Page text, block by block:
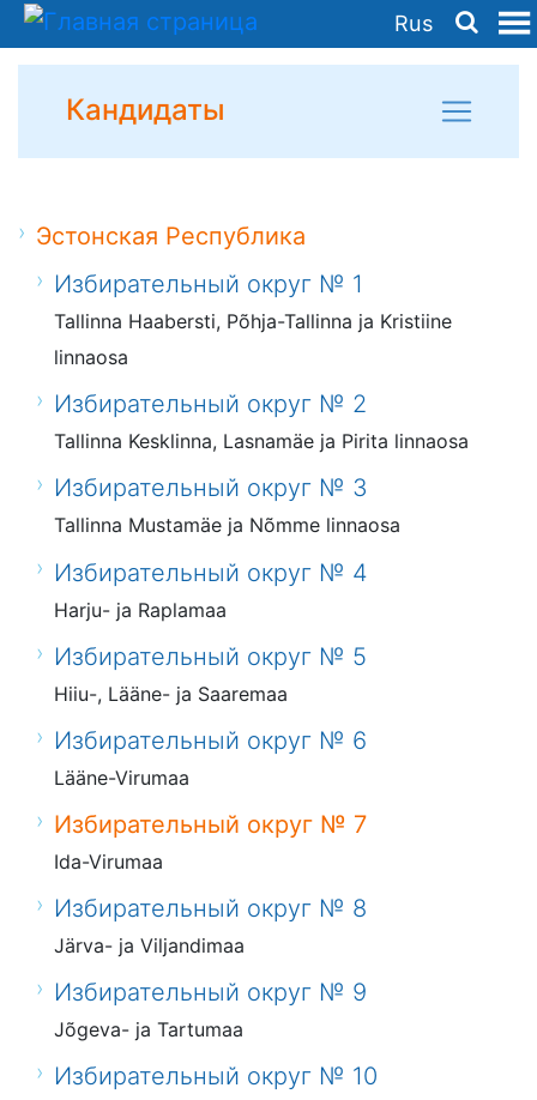
Rus
Кандидаты
Эстонская Республика
Избирательный округ № 1
Tallinna Haabersti, Põhja-Tallinna ja Kristiine
linnaosa
Избирательный округ № 2
Tallinna Kesklinna, Lasnamäe ja Pirita linnaosa
Избирательный округ № 3
Tallinna Mustamäe ja Nõmme linnaosa
Избирательный округ № 4
Harju- ja Raplamaa
Избирательный округ № 5
Hiiu-, Lääne- ja Saaremaa
Избирательный округ № 6
Lääne-Virumaa
Избирательный округ № 7
Ida-Virumaa
Избирательный округ № 8
Järva- ja Viljandimaa
Избирательный округ № 9
Jõgeva- ja Tartumaa
Избирательный округ № 10